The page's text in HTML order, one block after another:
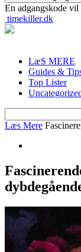
En adgangskode
timekiller.dk
LæS MERE
Guides &
Top Lister
Læs Mere